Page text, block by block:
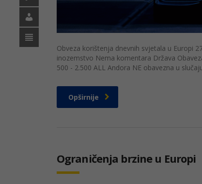
Obveza korištenja dnevnih svjetala u Europi
inozemstvo Nema komentara Država
500 - 2.500 ALL Andora NE obavezna u
Opširnije
Ograničenja brzine u Europi